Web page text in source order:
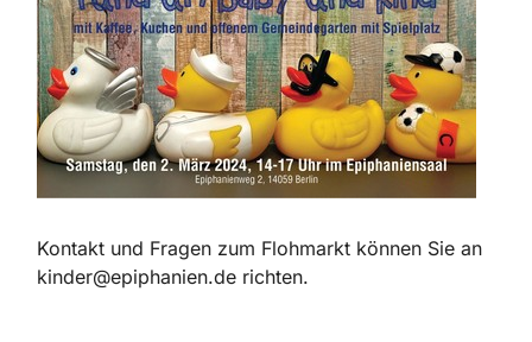
Kontakt und Fragen zum Flohmarkt können Sie an
kinder@epiphanien.de richten.